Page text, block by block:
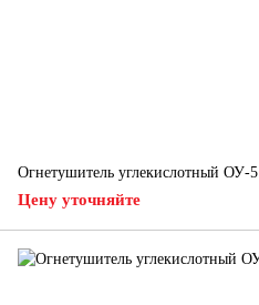
Огнетушитель углекислотный ОУ-5
Цену уточняйте